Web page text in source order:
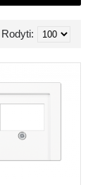
Rodyti: